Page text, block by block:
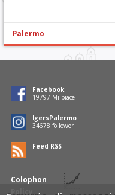
Palermo
Colophon
Policy
Facebook
19797 Mi piace
IgersPalermo
34678 follower
Feed RSS